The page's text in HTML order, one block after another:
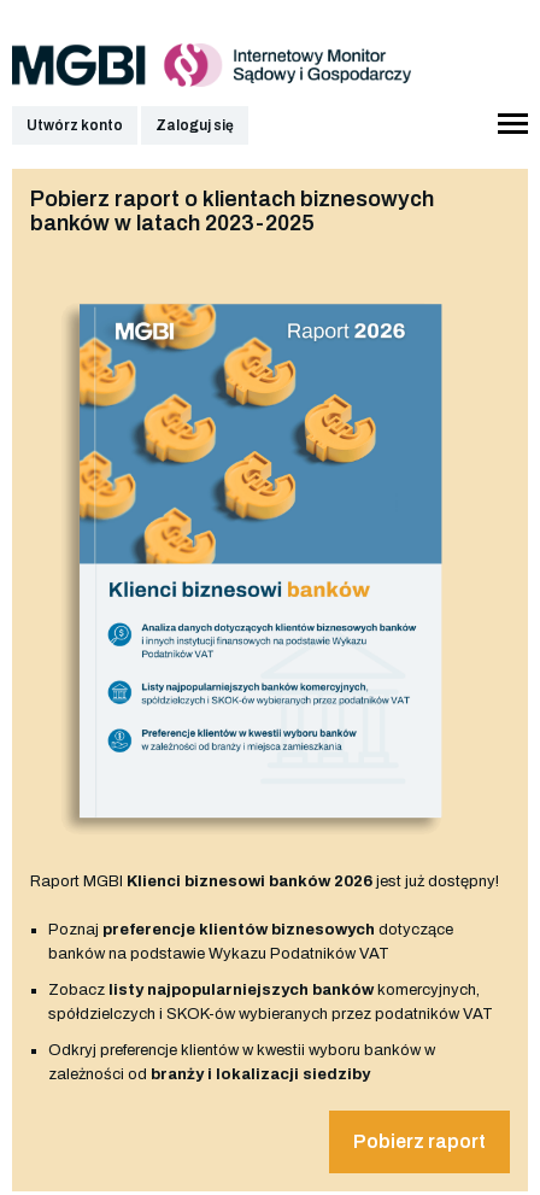
Utwórz konto Zaloguj się
Pobierz raport o klientach biznesowych
banków w latach 2023-2025
Raport MGBI Klienci biznesowi banków 2026 jest już dostępny!
Poznaj preferencje klientów biznesowych dotyczące
banków na podstawie Wykazu Podatników VAT
Zobacz listy najpopularniejszych bankówkomercyjnych,
spółdzielczych i SKOK-ów wybieranych przez podatników VAT
Odkryj preferencje klientów w kwestii wyboru banków w
zależności od branży i lokalizacji siedziby
Pobierz raport